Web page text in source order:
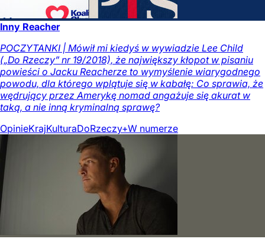
Inny Reacher
POCZYTANKI | Mówił mi kiedyś w wywiadzie Lee Child
(„Do Rzeczy” nr 19/2018), że największy kłopot w pisaniu
powieści o Jacku Reacherze to wymyślenie wiarygodnego
powodu, dla którego wplątuje się w kabałę: Co sprawia, że
wędrujący przez Amerykę nomad angażuje się akurat w
taką, a nie inną kryminalną sprawę?
OpinieKrajKulturaDoRzeczy+W numerze